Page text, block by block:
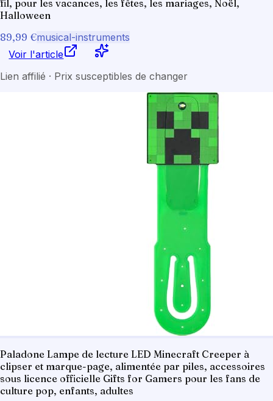
fil, pour les vacances, les fêtes, les mariages, Noël,
Halloween
89,99 €musical-instruments
Voir l'article
Lien affilié · Prix susceptibles de changer
Paladone Lampe de lecture LED Minecraft Creeper à
clipser et marque-page, alimentée par piles, accessoires
sous licence officielle Gifts for Gamers pour les fans de
culture pop, enfants, adultes